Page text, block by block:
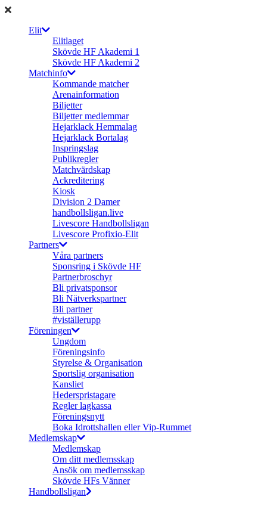
Elit
Elitlaget
Skövde HF Akademi 1
Skövde HF Akademi 2
Matchinfo
Kommande matcher
Arenainformation
Biljetter
Biljetter medlemmar
Hejarklack Hemmalag
Hejarklack Bortalag
Inspringslag
Publikregler
Matchvärdskap
Ackreditering
Kiosk
Division 2 Damer
handbollsligan.live
Livescore Handbollsligan
Livescore Profixio-Elit
Partners
Våra partners
Sponsring i Skövde HF
Partnerbroschyr
Bli privatsponsor
Bli Nätverkspartner
Bli partner
#viställerupp
Föreningen
Ungdom
Föreningsinfo
Styrelse & Organisation
Sportslig organisation
Kansliet
Hederspristagare
Regler lagkassa
Föreningsnytt
Boka Idrottshallen eller Vip-Rummet
Medlemskap
Medlemskap
Om ditt medlemsskap
Ansök om medlemsskap
Skövde HFs Vänner
Handbollsligan